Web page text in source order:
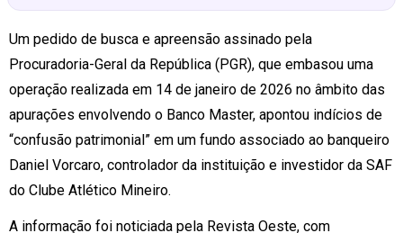
Um pedido de busca e apreensão assinado pela
Procuradoria-Geral da República (PGR), que embasou uma
operação realizada em 14 de janeiro de 2026 no âmbito das
apurações envolvendo o Banco Master, apontou indícios de
“confusão patrimonial” em um fundo associado ao banqueiro
Daniel Vorcaro, controlador da instituição e investidor da SAF
do Clube Atlético Mineiro.
A informação foi noticiada pela Revista Oeste, com